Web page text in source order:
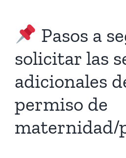
Pasos a
solicitar las
adicionales
permiso de
maternidad/